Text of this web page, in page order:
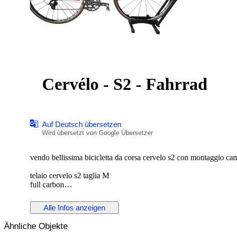
Cervélo - S2 - Fahrrad
Auf Deutsch übersetzen
Wird übersetzt von Google Übersetzer
vendo bellissima bicicletta da corsa cervelo s2 con montaggio
telaio cervelo s2 taglia M
full carbon
nessun tipo di rottura, o danno serio
cerchi fulcrum racing zero con mozzi in carbonio e ceramica
Alle Infos anzeigen
Ähnliche Objekte